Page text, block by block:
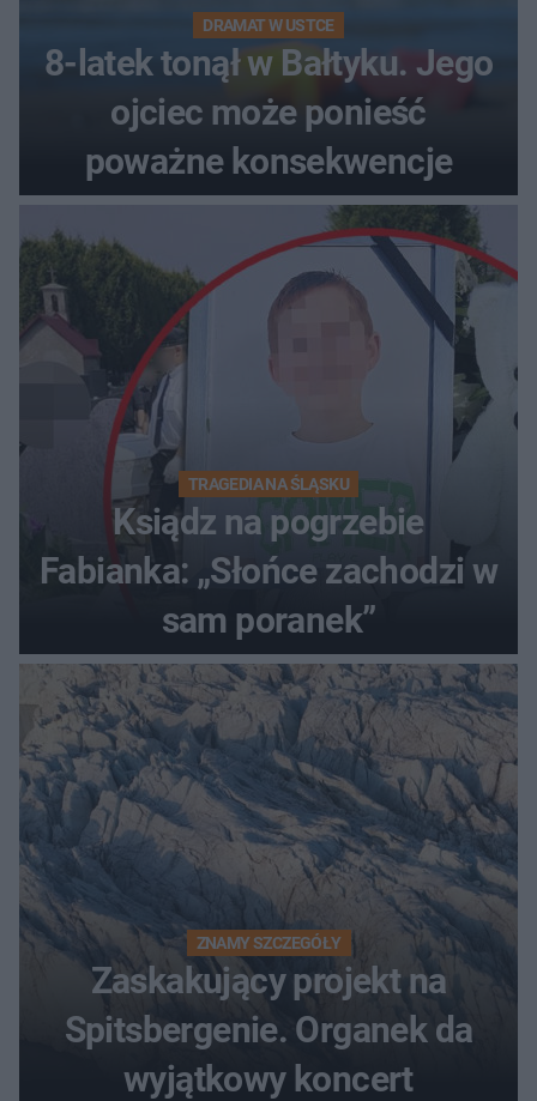
DRAMAT W USTCE
8-latek tonął w Bałtyku. Jego
ojciec może ponieść
poważne konsekwencje
TRAGEDIA NA ŚLĄSKU
Ksiądz na pogrzebie
Fabianka: „Słońce zachodzi w
sam poranek”
ZNAMY SZCZEGÓŁY
Zaskakujący projekt na
Spitsbergenie. Organek da
wyjątkowy koncert